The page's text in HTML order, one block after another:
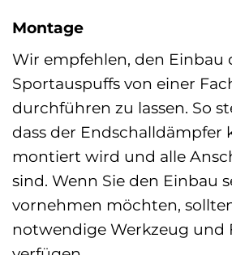
Montage
Wir empfehlen, den Einbau
Sportauspuffs von einer
durchführen zu lassen. So
dass der Endschalldämpfer
montiert wird und alle
sind. Wenn Sie den Einbau
vornehmen möchten,
notwendige Werkzeug und